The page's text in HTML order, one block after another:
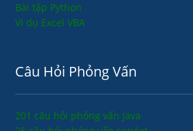
Bài tập Python
Ví dụ Excel VBA
Câu Hỏi Phỏng Vấn
201 câu hỏi phỏng vấn java